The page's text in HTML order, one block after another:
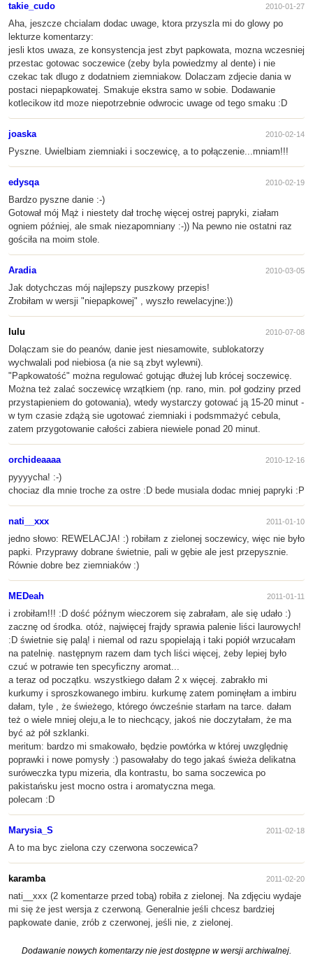
takie_cudo 2010-01-27
Aha, jeszcze chcialam dodac uwage, ktora przyszla mi do glowy po
lekturze komentarzy:
jesli ktos uwaza, ze konsystencja jest zbyt papkowata, mozna wczesniej
przestac gotowac soczewice (zeby byla powiedzmy al dente) i nie
czekac tak dlugo z dodatniem ziemniakow. Dolaczam zdjecie dania w
postaci niepapkowatej. Smakuje ekstra samo w sobie. Dodawanie
kotlecikow itd moze niepotrzebnie odwrocic uwage od tego smaku :D
joaska 2010-02-14
Pyszne. Uwielbiam ziemniaki i soczewicę, a to połączenie...mniam!!!
edysqa 2010-02-19
Bardzo pyszne danie :-)
Gotował mój Mąż i niestety dał trochę więcej ostrej papryki, ziałam
ogniem później, ale smak niezapomniany :-)) Na pewno nie ostatni raz
gościła na moim stole.
Aradia 2010-03-05
Jak dotychczas mój najlepszy puszkowy przepis!
Zrobiłam w wersji "niepapkowej" , wyszło rewelacyjne:))
lulu 2010-07-08
Dolączam sie do peanów, danie jest niesamowite, sublokatorzy
wychwalali pod niebiosa (a nie są zbyt wylewni).
"Papkowatość" można regulować gotując dłużej lub krócej soczewicę.
Można też zalać soczewicę wrzątkiem (np. rano, min. poł godziny przed
przystapieniem do gotowania), wtedy wystarczy gotować ją 15-20 minut -
w tym czasie zdążą sie ugotować ziemniaki i podsmmażyć cebula,
zatem przygotowanie całości zabiera niewiele ponad 20 minut.
orchideaaaa 2010-12-16
pyyyycha! :-)
chociaz dla mnie troche za ostre :D bede musiala dodac mniej papryki :P
nati__xxx 2011-01-10
jedno słowo: REWELACJA! :) robiłam z zielonej soczewicy, więc nie było
papki. Przyprawy dobrane świetnie, pali w gębie ale jest przepysznie.
Równie dobre bez ziemniaków :)
MEDeah 2011-01-11
i zrobiłam!!! :D dość późnym wieczorem się zabrałam, ale się udało :)
zacznę od środka. otóż, najwięcej frajdy sprawia palenie liści laurowych!
:D świetnie się palą! i niemal od razu spopielają i taki popiół wrzucałam
na patelnię. następnym razem dam tych liści więcej, żeby lepiej było
czuć w potrawie ten specyficzny aromat...
a teraz od początku. wszystkiego dałam 2 x więcej. zabrakło mi
kurkumy i sproszkowanego imbiru. kurkumę zatem pominęłam a imbiru
dałam, tyle , że świeżego, którego ówcześnie starłam na tarce. dałam
też o wiele mniej oleju,a le to niechcący, jakoś nie doczytałam, że ma
być aż pół szklanki.
meritum: bardzo mi smakowało, będzie powtórka w której uwzględnię
poprawki i nowe pomysły :) pasowałaby do tego jakaś świeża delikatna
suróweczka typu mizeria, dla kontrastu, bo sama soczewica po
pakistańsku jest mocno ostra i aromatyczna mega.
polecam :D
Marysia_S 2011-02-18
A to ma byc zielona czy czerwona soczewica?
karamba 2011-02-20
nati__xxx (2 komentarze przed tobą) robiła z zielonej. Na zdjęciu wydaje
mi się że jest wersja z czerwoną. Generalnie jeśli chcesz bardziej
papkowate danie, zrób z czerwonej, jeśli nie, z zielonej.
Dodawanie nowych komentarzy nie jest dostępne w wersji archiwalnej.